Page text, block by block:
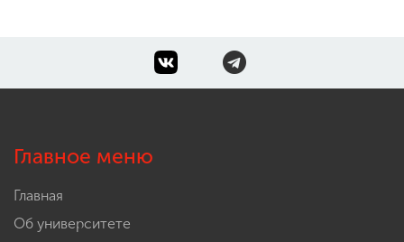
Главное меню
Главная
Об университете